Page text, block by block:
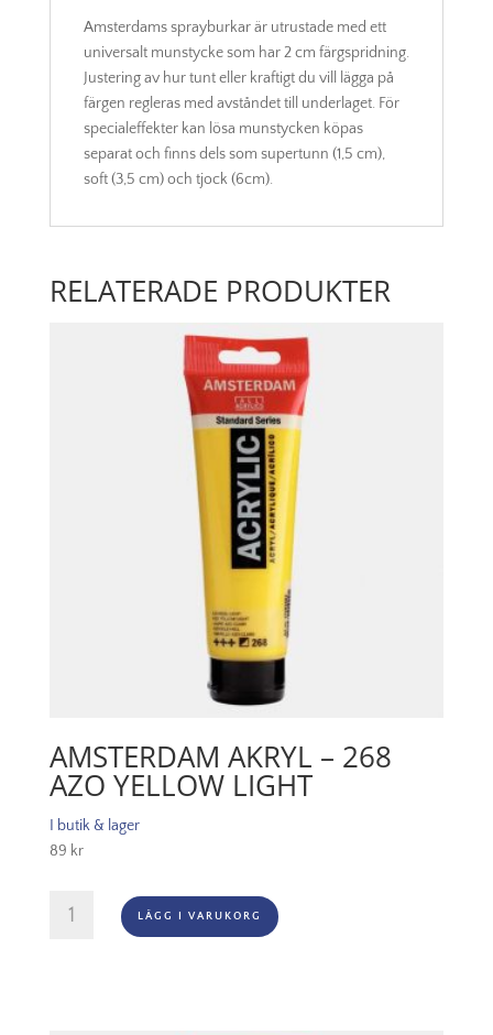
Amsterdams sprayburkar är utrustade med ett
universalt munstycke som har 2 cm färgspridning.
Justering av hur tunt eller kraftigt du vill lägga på
färgen regleras med avståndet till underlaget. För
specialeffekter kan lösa munstycken köpas
separat och finns dels som supertunn (1,5 cm),
soft (3,5 cm) och tjock (6cm).
RELATERADE PRODUKTER
AMSTERDAM AKRYL – 268
AZO YELLOW LIGHT
I butik & lager
89 kr
Amsterdam
Akryl
LÄGG I VARUKORG